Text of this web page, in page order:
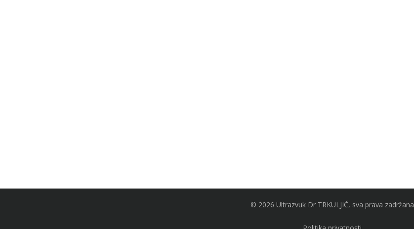
© 2026 Ultrazvuk Dr TRKULJIĆ, sva prava zadržana